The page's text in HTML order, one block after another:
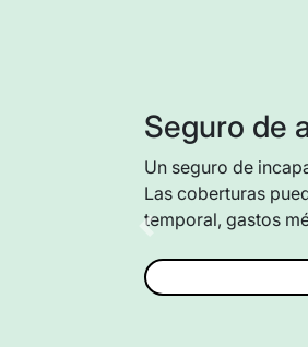
Seguro de
Un seguro de
Las coberturas
temporal, gastos
Previous